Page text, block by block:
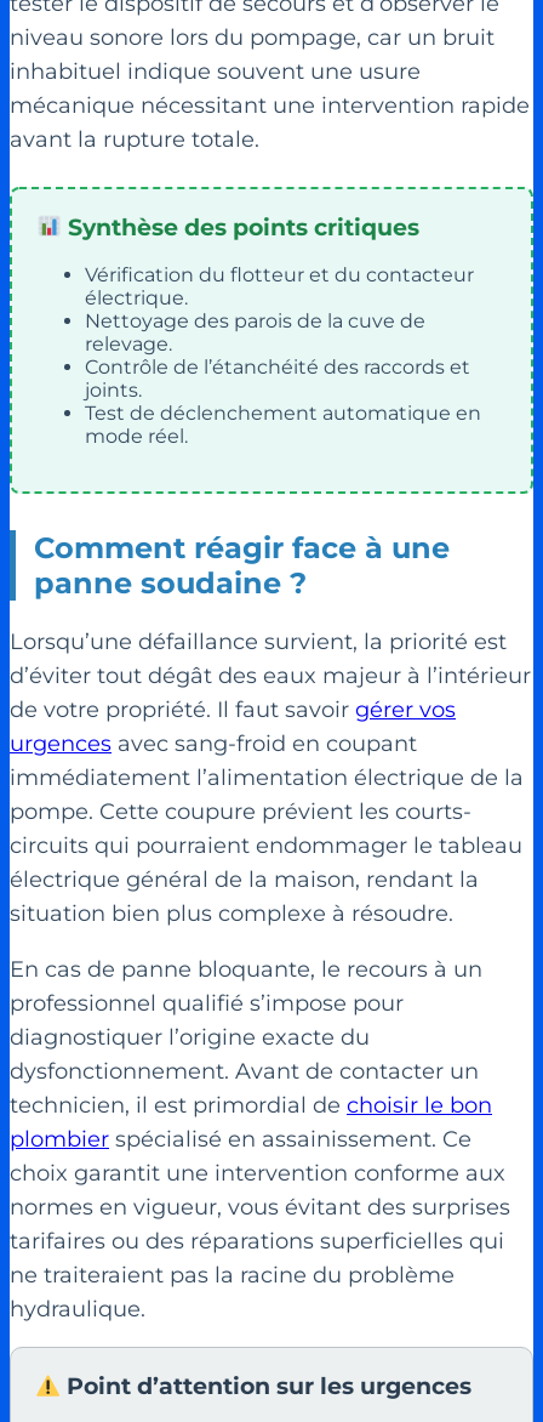
niveau sonore lors du pompage, car un bruit
inhabituel indique souvent une usure
mécanique nécessitant une intervention rapide
avant la rupture totale.
Synthèse des points critiques
Vérification du flotteur et du contacteur
électrique.
Nettoyage des parois de la cuve de
relevage.
Contrôle de l’étanchéité des raccords et
joints.
Test de déclenchement automatique en
mode réel.
Comment réagir face à une
panne soudaine ?
Lorsqu’une défaillance survient, la priorité est
d’éviter tout dégât des eaux majeur à l’intérieur
de votre propriété. Il faut savoir gérer vos
urgences avec sang-froid en coupant
immédiatement l’alimentation électrique de la
pompe. Cette coupure prévient les courts-
circuits qui pourraient endommager le tableau
électrique général de la maison, rendant la
situation bien plus complexe à résoudre.
En cas de panne bloquante, le recours à un
professionnel qualifié s’impose pour
diagnostiquer l’origine exacte du
dysfonctionnement. Avant de contacter un
technicien, il est primordial de choisir le bon
plombier spécialisé en assainissement. Ce
choix garantit une intervention conforme aux
normes en vigueur, vous évitant des surprises
tarifaires ou des réparations superficielles qui
ne traiteraient pas la racine du problème
hydraulique.
Point d’attention sur les urgences